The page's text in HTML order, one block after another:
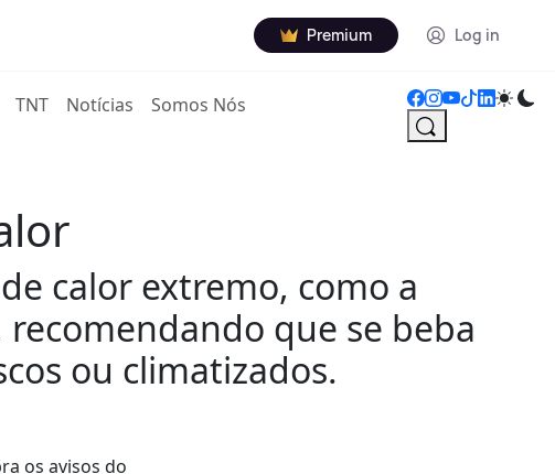
Premium Log in
TNT Notícias Somos Nós
calor extremo, como a
que se beba
ou climatizados.
os avisos do